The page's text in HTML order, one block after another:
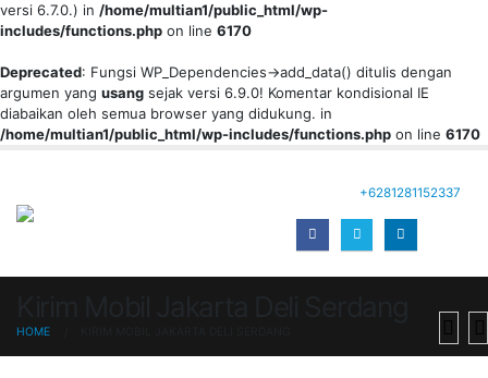
versi 6.7.0.) in /home/multian1/public_html/wp-
includes/functions.php on line 6170
Deprecated: Fungsi WP_Dependencies->add_data() ditulis dengan
argumen yang usang sejak versi 6.9.0! Komentar kondisional IE
diabaikan oleh semua browser yang didukung. in
/home/multian1/public_html/wp-includes/functions.php on line 6170
+6281281152337
HOME